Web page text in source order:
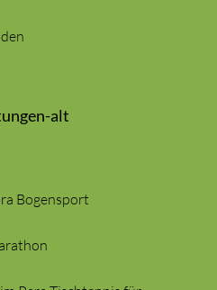
alt
Bogensport